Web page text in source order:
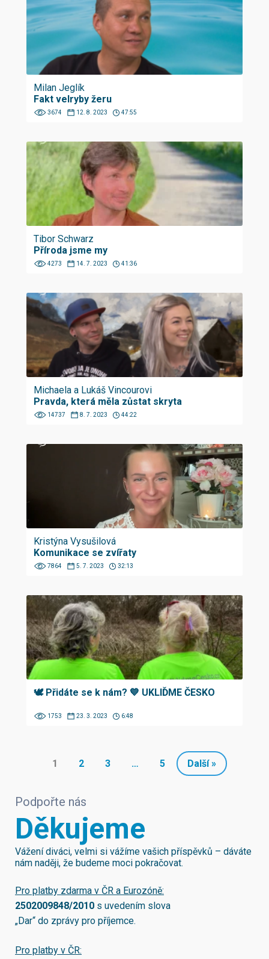
Milan Jeglík
Fakt velryby žeru
3674 12. 8. 2023 47:55
Tibor Schwarz
Příroda jsme my
4273 14. 7. 2023 41:36
Michaela a Lukáš Vincourovi
Pravda, která měla zůstat skryta
14737 8. 7. 2023 44:22
Kristýna Vysušilová
Komunikace se zvířaty
7864 5. 7. 2023 32:13
🕊 Přidáte se k nám? 💙 UKLIĎME ČESKO
1753 23. 3. 2023 6:48
1 2 3 … 5 Další »
Podpořte nás
Děkujeme
Vážení diváci, velmi si vážíme vašich příspěvků – dáváte
nám naději, že budeme moci pokračovat.
Pro platby zdarma v ČR a Eurozóně:
2502009848/2010 s uvedením slova
„Dar“ do zprávy pro příjemce.
Pro platby v ČR: